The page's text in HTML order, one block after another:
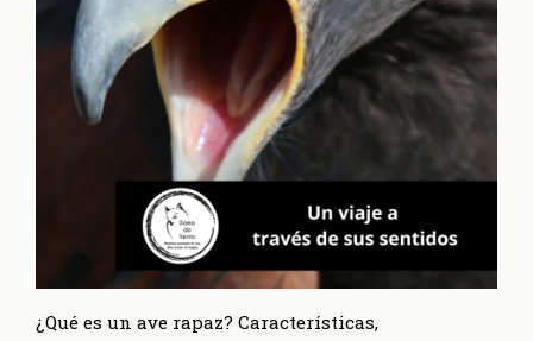
¿Qué es un ave rapaz? Características,